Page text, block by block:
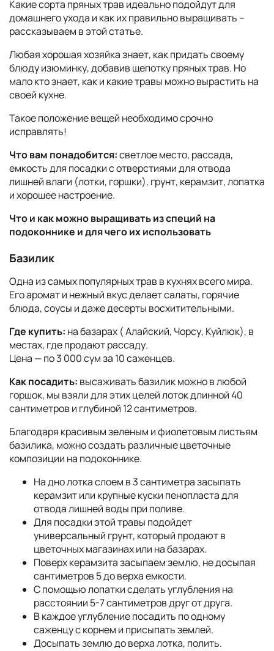
Какие сорта пряных трав идеально подойдут для
домашнего ухода и как их правильно выращивать –
рассказываем в этой статье.
Любая хорошая хозяйка знает, как придать своему
блюду изюминку, добавив щепотку пряных трав. Но
мало кто знает, как и какие травы можно вырастить на
своей кухне.
Такое положение вещей необходимо срочно
исправлять!
Что вам понадобится:светлое место, рассада,
емкость для посадки с отверстиями для отвода
лишней влаги (лотки, горшки), грунт, керамзит, лопатка
и хорошее настроение.
Что и как можно выращивать из специй на
подоконнике и для чего их использовать
Базилик
Одна из самых популярных трав в кухнях всего мира.
Его аромат и нежный вкус делает салаты, горячие
блюда, соусы и даже десерты восхитительными.
Где купить: на базарах ( Алайский, Чорсу, Куйлюк), в
местах, где продают рассаду.
Цена — по 3 000 сум за 10 саженцев.
Как посадить: высаживать базилик можно в любой
горшок, мы взяли для этих целей лоток длинной 40
сантиметров и глубиной 12 сантиметров.
Благодаря красивым зеленым и фиолетовым листьям
базилика, можно создать различные цветочные
композиции на подоконнике.
На дно лотка слоем в 3 сантиметра засыпать
керамзит или крупные куски пенопласта для
отвода лишней воды при поливе.
Для посадки этой травы подойдет
универсальный грунт, который продают в
цветочных магазинах или на базарах.
Поверх керамзита засыпаем землю, не досыпая
сантиметров 5 до верха емкости.
С помощью лопатки сделать углубления на
расстоянии 5-7 сантиметров друг от друга.
В каждое углубление посадить по одному
саженцу с корнем и присыпать землей.
Досыпать землю до верха лотка, полить.